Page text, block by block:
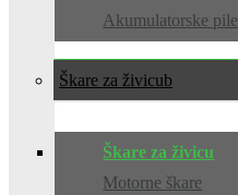
Akumulatorske pile
Škare za živicu
Škare za živicu
Motorne škare